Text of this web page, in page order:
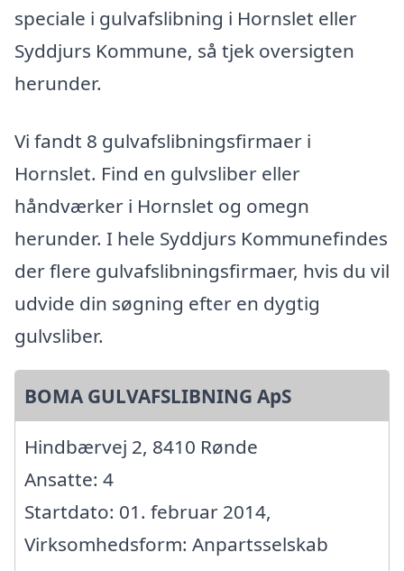
speciale i gulvafslibning i Hornslet eller
Syddjurs Kommune, så tjek oversigten
herunder.
Vi fandt 8 gulvafslibningsfirmaer i
Hornslet. Find en gulvsliber eller
håndværker i Hornslet og omegn
herunder. I hele Syddjurs Kommunefindes
der flere gulvafslibningsfirmaer, hvis du vil
udvide din søgning efter en dygtig
gulvsliber.
BOMA GULVAFSLIBNING ApS
Hindbærvej 2, 8410 Rønde
Ansatte: 4
Startdato: 01. februar 2014,
Virksomhedsform: Anpartsselskab